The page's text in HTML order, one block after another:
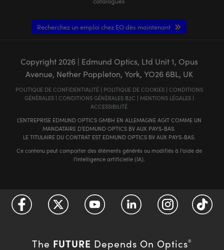
Recherchez un emploi chez EO dès maintenant
Copyright 2026| Edmund Optics, Ltd Unit 1, Opus
Avenue, Nether Poppleton, York, YO26 6BL, UK
POLITIQUE DE CONFIDENTIALITÉ| POLITIQUE DE COOKIES| CONDITIONS
GÉNÈRALES| CONDITIONS GÉNÈRALES B2C | MENTIONS LÉGALES|
ACCESSIBILITÉ
L'ENTREPRISE EDMUND OPTICS GMBH EN ALLEMAGNE AGIT COMME UN
MANDATAIRE D'EDMUND OPTICS BV AUX PAYS-BAS.
LE TITULAIRE DU CONTRAT EST EDMUND OPTICS BV AUX PAYS-BAS.
Ce contenu peut comporter des éléments générés ou modifiés à l'aide de
l'intelligence artificielle (IA).
The FUTURE Depends On Optics®